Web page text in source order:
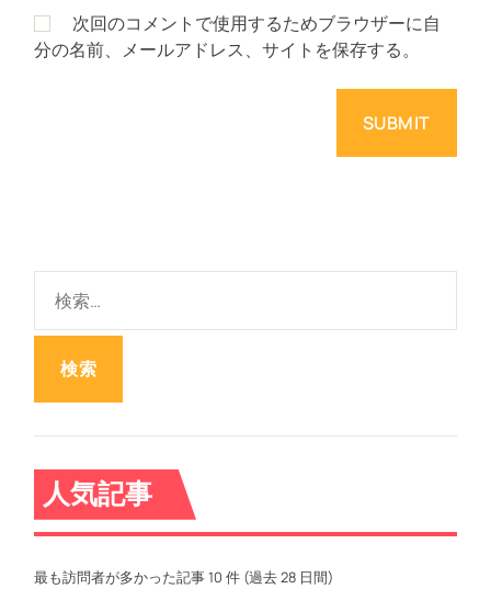
次回のコメントで使用するためブラウザーに自
分の名前、メールアドレス、サイトを保存する。
:
人気記事
最も訪問者が多かった記事 10 件 (過去 28 日間)